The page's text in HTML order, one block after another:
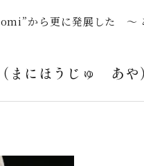
から更に発展した 〜
まにほうじゅ あや）